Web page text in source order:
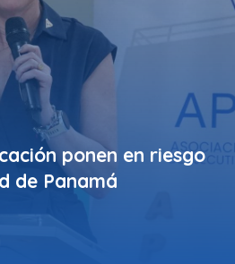
ponen en riesgo
de Panamá